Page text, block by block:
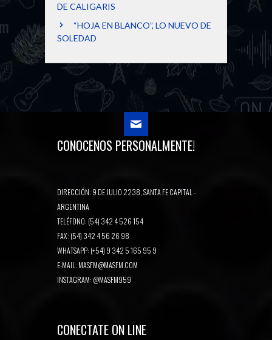
DE CALIGARIS
“HOJA EN BLANCO”, LO NUEVO DE
SOLEDAD
CONOCENOS PERSONALMENTE!
DIRECCIÓN: 9 DE JULIO 2238, SANTA FE CAPITAL -
ARGENTINA
TELÉFONO: (54) 342 4 526 154
FAX: (54) 342 4 56 26 98
WHATSAPP: (+54) 9 342 5 165 95 9
E-MAIL: MASFM@MASFM.COM
INSTAGRAM: @MASFM959
CONECTATE ON LINE